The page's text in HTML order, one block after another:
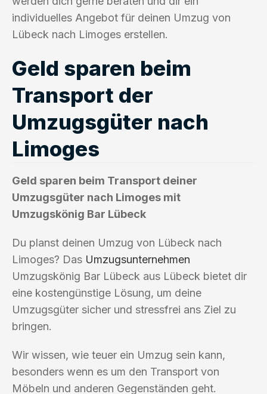
individuelles Angebot für deinen Umzug von
Lübeck nach Limoges erstellen.
Geld sparen beim
Transport der
Umzugsgüter nach
Limoges
Geld sparen beim Transport deiner
Umzugsgüter nach Limoges mit
Umzugskönig Bar Lübeck
Du planst deinen Umzug von Lübeck nach
Limoges? Das Umzugsunternehmen
Umzugskönig Bar Lübeck aus Lübeck bietet dir
eine kostengünstige Lösung, um deine
Umzugsgüter sicher und stressfrei ans Ziel zu
bringen.
Wir wissen, wie teuer ein Umzug sein kann,
besonders wenn es um den Transport von
Möbeln und anderen Gegenständen geht.